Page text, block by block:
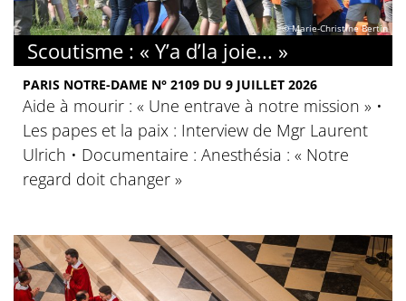
© Marie-Christine Bertin
Scoutisme : « Y’a d’la joie... »
PARIS NOTRE-DAME N° 2109 DU 9 JUILLET 2026
Aide à mourir : « Une entrave à notre mission » •
Les papes et la paix : Interview de Mgr Laurent
Ulrich • Documentaire : Anesthésia : « Notre
regard doit changer »